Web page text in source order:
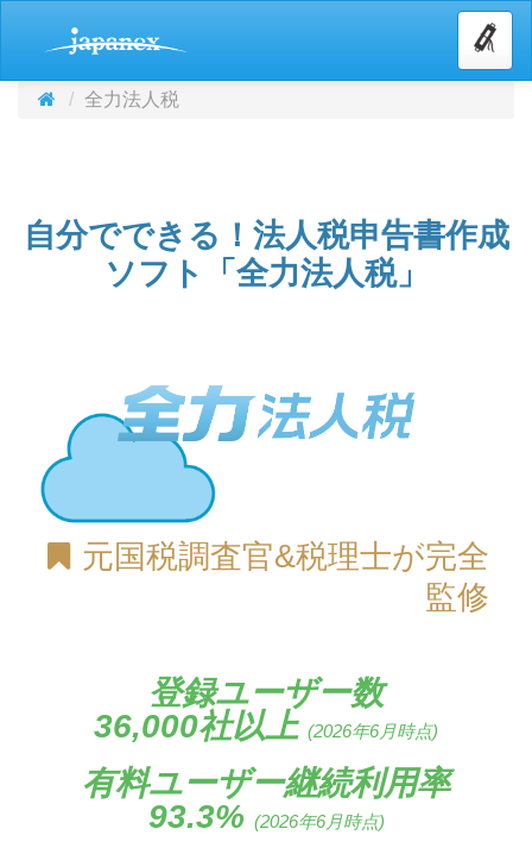
全力法人税
自分でできる！法人税申告書作成
ソフト「全力法人税」
元国税調査官&税理士が完全
監修
登録ユーザー数
36,000社以上 (2026年6月時点)
有料ユーザー継続利用率
93.3% (2026年6月時点)